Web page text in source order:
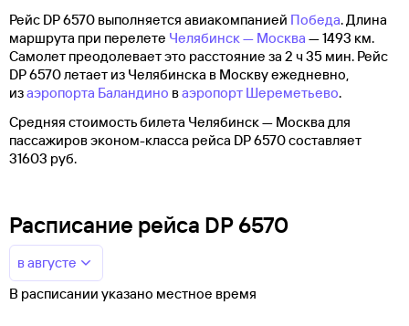
Рейс DP 6570 выполняется авиакомпанией Победа. Длина
маршрута при перелете Челябинск — Москва — 1493 км.
Самолет преодолевает это расстояние за 2 ч 35 мин. Рейс
DP 6570 летает из Челябинска в Москву ежедневно,
изаэропорта Баландино ваэропорт Шереметьево.
Средняя стоимость билета Челябинск — Москва для
пассажиров эконом-класса рейса DP 6570 составляет
31603 руб.
Расписание рейса DP 6570
в августе
В расписании указано местное время